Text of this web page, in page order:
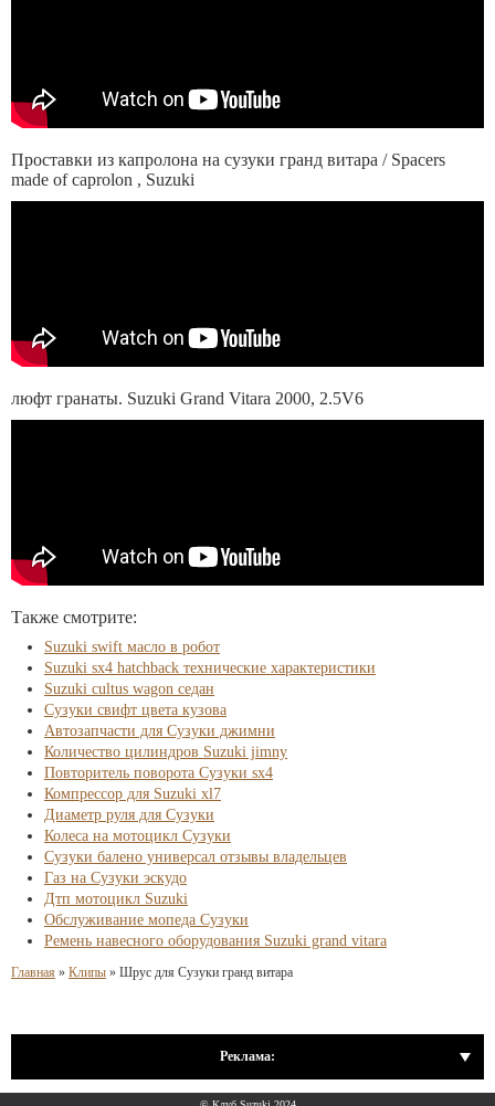
Проставки из капролона на сузуки гранд витара / Spacers
made of caprolon , Suzuki
люфт гранаты. Suzuki Grand Vitara 2000, 2.5V6
Также смотрите:
Suzuki swift масло в робот
Suzuki sx4 hatchback технические характеристики
Suzuki cultus wagon седан
Сузуки свифт цвета кузова
Автозапчасти для Сузуки джимни
Количество цилиндров Suzuki jimny
Повторитель поворота Сузуки sx4
Компрессор для Suzuki xl7
Диаметр руля для Сузуки
Колеса на мотоцикл Сузуки
Сузуки балено универсал отзывы владельцев
Газ на Сузуки эскудо
Дтп мотоцикл Suzuki
Обслуживание мопеда Сузуки
Ремень навесного оборудования Suzuki grand vitara
Главная » Клипы » Шрус для Сузуки гранд витара
Реклама: